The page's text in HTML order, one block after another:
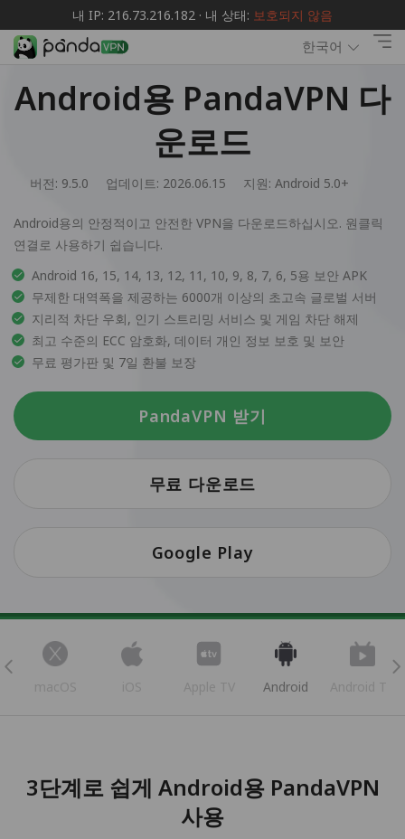
내 IP: 216.73.216.182 · 내 상태: 보호되지 않음
한국어
Android용 PandaVPN 다
운로드
버전: 9.5.0 업데이트: 2026.06.15 지원: Android 5.0+
Android용의 안정적이고 안전한 VPN을 다운로드하십시오. 원클릭
연결로 사용하기 쉽습니다.
Android 16, 15, 14, 13, 12, 11, 10, 9, 8, 7, 6, 5용 보안 APK
무제한 대역폭을 제공하는 6000개 이상의 초고속 글로벌 서버
지리적 차단 우회, 인기 스트리밍 서비스 및 게임 차단 해제
최고 수준의 ECC 암호화, 데이터 개인 정보 보호 및 보안
무료 평가판 및 7일 환불 보장
PandaVPN 받기
무료 다운로드
Google Play
macOS iOS Apple TV Android Android TV
3단계로 쉽게 Android용 PandaVPN
사용